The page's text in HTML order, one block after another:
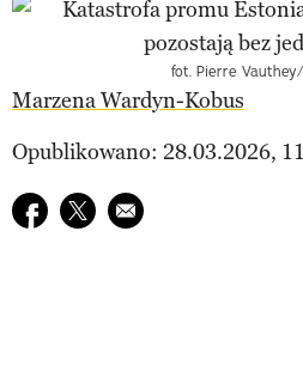
fot. Pierre
Marzena Wardyn-Kobus
Opublikowano: 28.03.2026,
Udostępnij na facebook
Udostępnij na twitter
E-mail do przyjaciela